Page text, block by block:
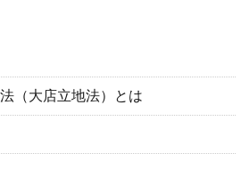
（大店立地法）とは